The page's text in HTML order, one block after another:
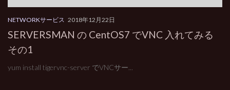
NETWORKサービス 2018年12月22日
SERVERSMAN の CentOS7 でVNC 入れてみる
その1
yum install tigervnc-server でVNCサー...